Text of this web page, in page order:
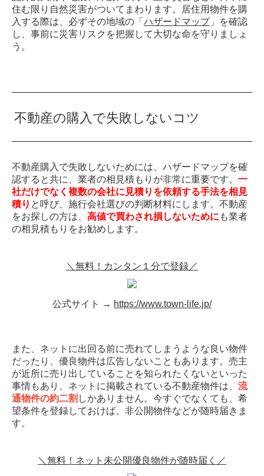
住む限り自然災害がついてまわります。居住用物件を購
入する際は、必ずその地域の「 ハザードマップ」を確認
し、事前に災害リスクを把握して大切な命を守りましょ
う。
不動産の購入で失敗しないコツ
不動産購入で失敗しないためには、ハザードマップを確
認すると共に、業者の相見積もりが非常に重要です。 一
社だけでなく複数の会社に見積りを依頼する手法を相見
積り と呼び、施行会社選びの判断材料にします。不動産
をお探しの方は、 高値で買わされ損しないために も業者
の相見積もりをお勧めします。
＼無料！カンタン１分で登録／
公式サイト → https://www.town-life.jp/
また、ネットに出回る前に売れてしまうような良い物件
だったり、優良物件は広告しないこともあります。売主
が近所に売り出していることを知られたくないといった
事情もあり、ネットに掲載されている不動産物件は、 流
通物件の約二割 しかありません。今すぐでなくても、希
望条件を登録しておけば、非公開物件などが随時届きま
す。
＼無料！ネット未公開優良物件が随時届く／